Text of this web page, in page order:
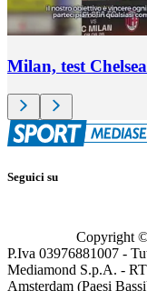
Milan, test Chelsea
Seguici su
Copyright
P.Iva 03976881007 -
Mediamond S.p.A. -
Amsterdam (Paesi